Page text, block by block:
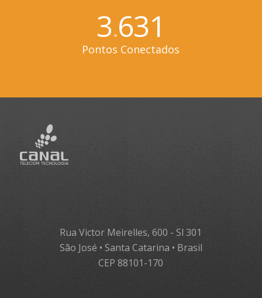
3.631
Pontos Conectados
Rua Victor Meirelles, 600 - Sl 301
São José • Santa Catarina • Brasil
CEP 88101-170